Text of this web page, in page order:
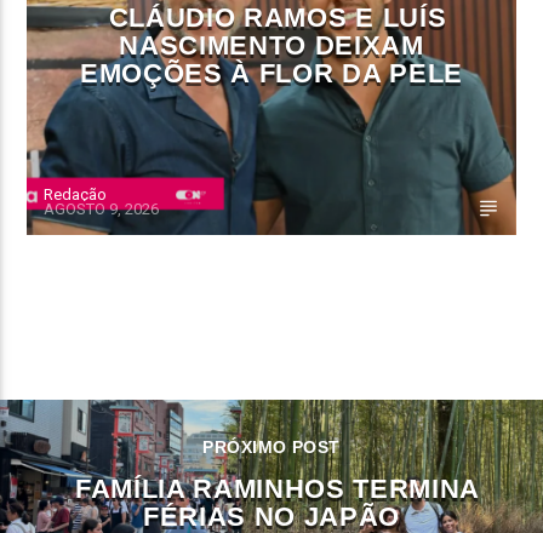
CLÁUDIO RAMOS E LUÍS
NASCIMENTO DEIXAM
EMOÇÕES À FLOR DA PELE
Redação
AGOSTO 9, 2026
PRÓXIMO POST
FAMÍLIA RAMINHOS TERMINA
FÉRIAS NO JAPÃO